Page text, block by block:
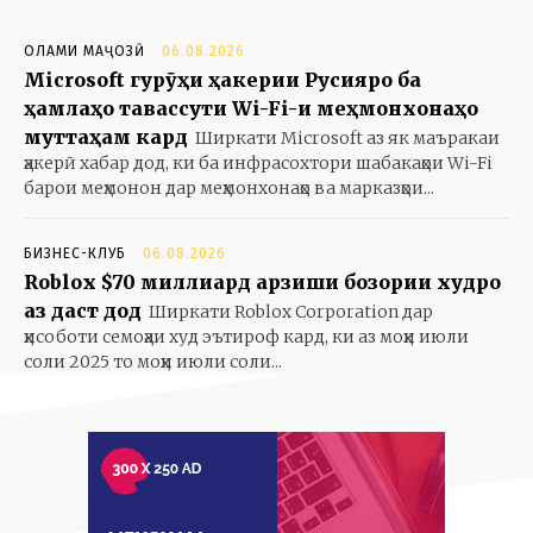
ОЛАМИ МАҶОЗӢ 06.08.2026
Microsoft гурӯҳи ҳакерии Русияро ба
ҳамлаҳо тавассути Wi-Fi-и меҳмонхонаҳо
муттаҳам кард Ширкати Microsoft аз як маъракаи
ҳакерӣ хабар дод, ки ба инфрасохтори шабакаҳои Wi-Fi
барои меҳмонон дар меҳмонхонаҳо ва марказҳои...
БИЗНЕС-КЛУБ 06.08.2026
Roblox $70 миллиард арзиши бозории худро
аз даст дод Ширкати Roblox Corporation дар
ҳисоботи семоҳаи худ эътироф кард, ки аз моҳи июли
соли 2025 то моҳи июли соли...